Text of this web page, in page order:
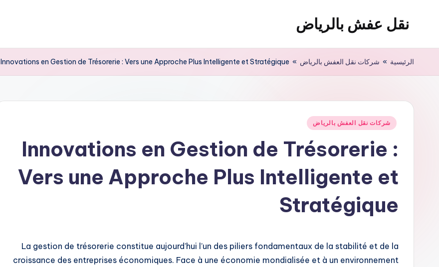
نقل عفش بالرياض
نقل
بالرياض
200
ريال
الرئيسية » شركات نقل العفش بالرياض »
Innovations en Gestion de Trésorerie : Vers une Approche Plus Intelligente et Stratégique
نُشرشركات نقل العفش بالرياض
Innovations en Gestion de Trésorerie :
Vers une Approche Plus Intelligente et
Stratégique
La gestion de trésorerie constitue aujourd’hui l’un des piliers fondamentaux de la stabilité et de la
croissance des entreprises économiques. Face à une économie mondialisée et à un environnement